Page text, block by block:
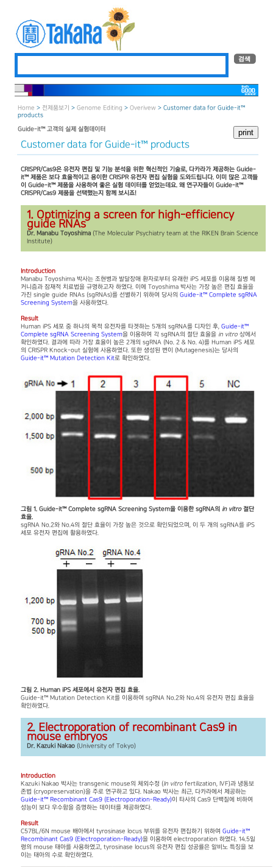
Home > 전제품보기 > Genome Editing > Overivew > Customer data for Guide-it™
products
Guide-it™ 고객의 실제 실험데이터
Customer data for Guide-it™ products
CRISPR/Cas9은 유전자 편집 및 기능 분석을 위한 혁신적인 기술로, 다카라가 제공하는 Guide-
it™ 제품은 보다 효율적이고 용이한 CRISPR 유전자 편집 실험을 도와드립니다. 이미 많은 고객들
이 Guide-it™ 제품을 사용하여 좋은 실험 데이터를 얻었는데요. 왜 연구자들이 Guide-it™
CRISPR/Cas9 제품을 선택했는지 함께 보시죠!
1. Optimizing a screen for high-efficiency
guide RNAs
Dr. Manabu Toyoshima (The Molecular Psychiatry team at the RIKEN Brain Science
Institute)
Introduction
Manabu Toyoshima 박사는 조현병과 발달장애 환자로부터 유래한 iPS 세포를 이용해 질병 메
커니즘과 잠재적 치료법을 규명하고자 하였다. 이에 Toyoshima 박사는 가장 높은 편집 효율을
가진 single guide RNAs (sgRNAs)를 선별하기 위하여 당사의 Guide-it™ Complete sgRNA
Screening System을 사용하였다.
Result
Human iPS 세포 중 하나의 목적 유전자를 타겟하는 5개의 sgRNA를 디자인 후, Guide-it™
Complete sgRNA Screening System을 이용하여 각 sgRNA의 절단 효율을 in vitro 상에서
확인하였다. 결과에 따라 가장 효율이 높은 2개의 sgRNA (No. 2 & No. 4)를 Human iPS 세포
의 CRISPR Knock-out 실험에 사용하였다. 또한 생성된 변이 (Mutagenesis)는 당사의
Guide-it™ Mutation Detection Kit로 확인하였다.
그림 1. Guide-it™ Complete sgRNA Screening System을 이용한 sgRNA의 in vitro절단
효율.
sgRNA No.2와 No.4의 절단 효율이 가장 높은 것으로 확인되었으며, 이 두 개의 sgRNA를 iPS
세포 유전자 편집에 활용하였다.
그림 2. Human iPS 세포에서 유전자 편집 효율.
Guide-it™ Mutation Detection Kit를 이용하여 sgRNA No.2와 No.4의 유전자 편집 효율을
확인하였다.
2. Electroporation of recombinant Cas9 in
mouse embryos
Dr. Kazuki Nakao (University of Tokyo)
Introduction
Kazuki Nakao 박사는 transgenic mouse의 체외수정 (In vitro fertilization, IVF)과 냉동보
존법 (cryopreservation)을 주로 연구하고 있다. Nakao 박사는 최근, 다카라에서 제공하는
Guide-it™ Recombinant Cas9 (Electroporation-Ready)이 타사의 Cas9 단백질에 비하여
성능이 보다 우수함을 증명하는 데이터를 제공하였다.
Result
C57BL/6N mouse 배아에서 tyrosinase locus 부위를 유전자 편집하기 위하여 Guide-it™
Recombinant Cas9 (Electroporation-Ready)을 이용하여 electroporation 하였다. 14.5일
령의 mouse 태아를 사용하였고, tyrosinase locus의 유전자 편집 성공률은 알비노 특징을 보
이는 태아의 수로 확인하였다.